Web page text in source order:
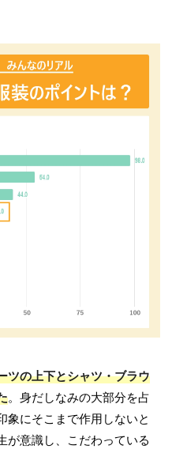
ツの上下とシャツ・ブラウ
。身だしなみの大部分を占
象にそこまで作用しないと
が意識し、こだわっている